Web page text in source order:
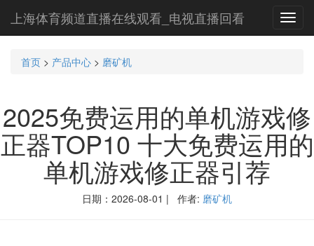
上海体育频道直播在线观看_电视直播回看
首页 > 产品中心 > 磨矿机
2025免费运用的单机游戏修
正器TOP10 十大免费运用的
单机游戏修正器引荐
日期：2026-08-01 | 作者: 磨矿机